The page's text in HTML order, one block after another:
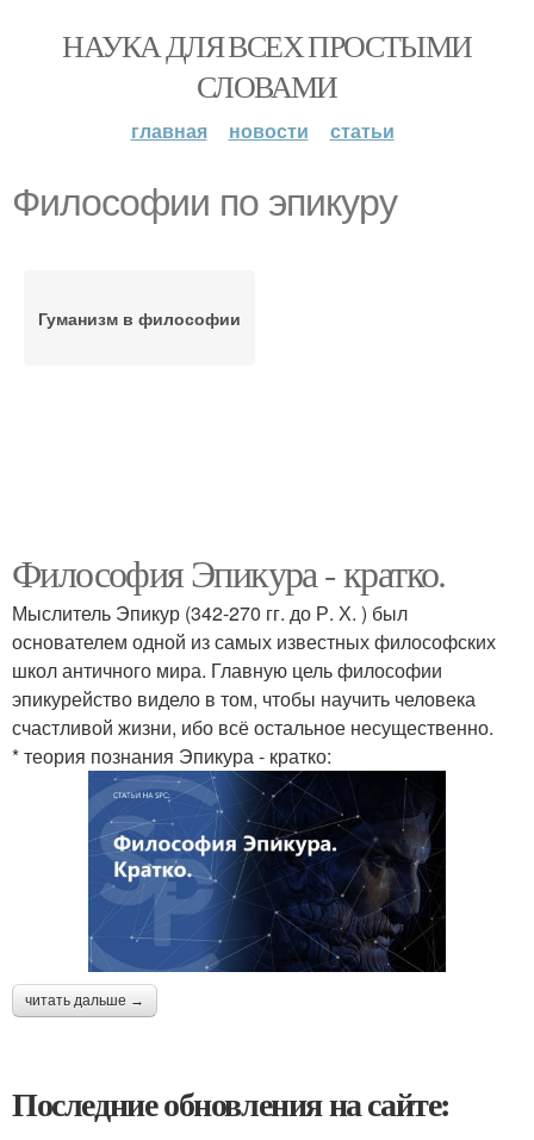
НАУКА ДЛЯ ВСЕХ ПРОСТЫМИ
СЛОВАМИ
главная новости статьи
Философии по эпикуру
Гуманизм в философии
Философия Эпикура - кратко.
Мыслитель Эпикур (342-270 гг. до Р. Х. ) был
основателем одной из самых известных философских
школ античного мира. Главную цель философии
эпикурейство видело в том, чтобы научить человека
счастливой жизни, ибо всё остальное несущественно.
* теория познания Эпикура - кратко:
читать дальше →
Последние обновления на сайте: